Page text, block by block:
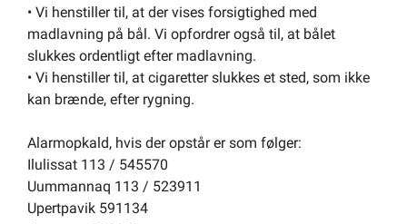
• Vi henstiller til, at der vises forsigtighed med
madlavning på bål. Vi opfordrer også til, at bålet
slukkes ordentligt efter madlavning.
• Vi henstiller til, at cigaretter slukkes et sted, som ikke
kan brænde, efter rygning.
Alarmopkald, hvis der opstår er som følger:
Ilulissat 113 / 545570
Uummannaq 113 / 523911
Upertpavik 591134